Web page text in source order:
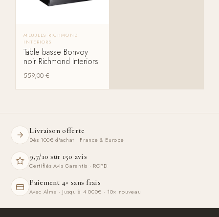
MEUBLES RICHMOND
INTERIORS
Table basse Bonvoy
noir Richmond Interiors
559,00€
Livraison offerte
Dès 100€ d'achat · France & Europe
9,7/10 sur 150 avis
Certifiés Avis Garantis · RGPD
Paiement 4× sans frais
Avec Alma · Jusqu'à 4 000€ · 10× nouveau